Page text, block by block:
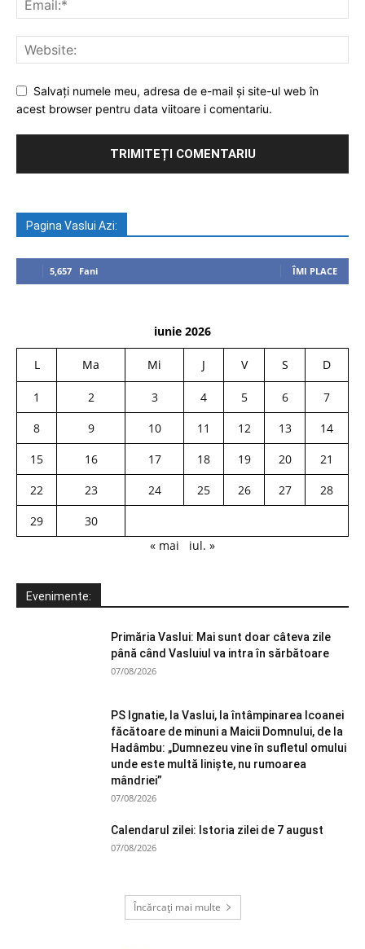
Salvați numele meu, adresa de e-mail și site-ul web în
acest browser pentru data viitoare i comentariu.
Pagina Vaslui Azi:
5,657 Fani ÎMI PLACE
iunie 2026
L Ma Mi J V S D
1 2 3 4 5 6
7
8
9 10 11 12 13
14
15
16 17 18 19 20
21
22
23 24 25 26 27
28
29
30
« mai
iul. »
Evenimente:
Primăria Vaslui: Mai sunt doar câteva zile
până când Vasluiul va intra în sărbătoare
07/08/2026
PS Ignatie, la Vaslui, la întâmpinarea Icoanei
făcătoare de minuni a Maicii Domnului, de la
Hadâmbu: „Dumnezeu vine în sufletul omului
unde este multă liniște, nu rumoarea
mândriei”
07/08/2026
Calendarul zilei: Istoria zilei de 7 august
07/08/2026
Încărcați mai multe